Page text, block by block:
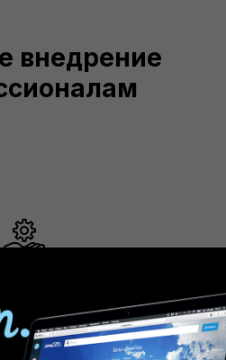
внедрение
и настройка CRM
под ваши задачи